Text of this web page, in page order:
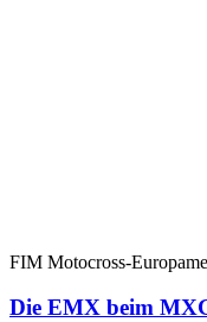
FIM Motocross-
Die EMX beim